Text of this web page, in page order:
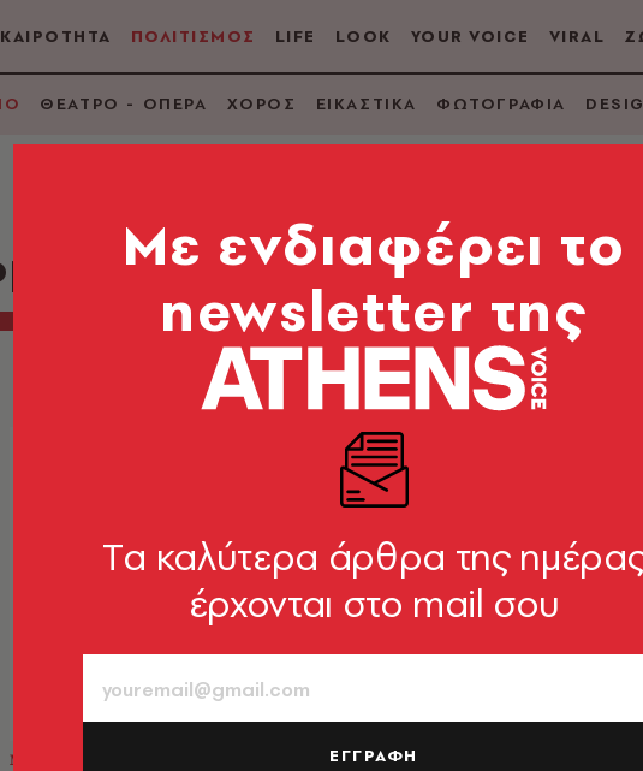
ΠΟΛΙΤΙΣΜΟΣ LIFE LOOK YOUR VOICE VIRAL
ΘΕΑΤΡΟ - ΟΠΕΡΑ ΧΟΡΟΣ ΕΙΚΑΣΤΙΚΑ ΦΩΤΟΓΡΑΦΙΑ
ΜΥΘΙΣΤΟΡΗΜΑ ΜΥΘΙΣΤΟΡΗΜΑ
Mε ενδιαφέρει το
newsletter της
Tα καλύτερα άρθρα της
έρχονται στο mail σου
ΕΓΓΡΑΦΗ